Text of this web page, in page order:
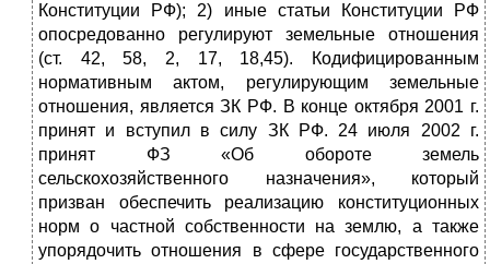
Конституции РФ); 2) иные статьи Конституции РФ
опосредованно регулируют земельные отношения
(ст. 42, 58, 2, 17, 18,45). Кодифицированным
нормативным актом, регулирующим земельные
отношения, является ЗК РФ. В конце октября 2001 г.
принят и вступил в силу ЗК РФ. 24 июля 2002 г.
принят ФЗ «Об обороте земель
сельскохозяйственного назначения», который
призван обеспечить реализацию конституционных
норм о частной собственности на землю, а также
упорядочить отношения в сфере государственного